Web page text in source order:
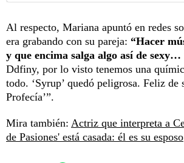
Al respecto, Mariana apuntó en redes
era grabando con su pareja: “Hacer
y que encima salga algo así de sexy…
Ddfiny, por lo visto tenemos una
todo. ‘Syrup’ quedó peligrosa. Feliz de
Profecía’”.
Mira también: Actriz que interpreta a
de Pasiones' está casada: él es su esposo